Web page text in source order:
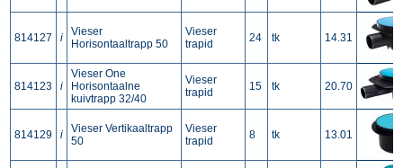
814127 i
Vieser
Horisontaaltrapp 50
Vieser
trapid
24 tk 14.31
814123 i
Vieser One
Horisontaalne
kuivtrapp 32/40
Vieser
trapid
15 tk 20.70
814129 i
Vieser Vertikaaltrapp
50
Vieser
trapid
8 tk 13.01